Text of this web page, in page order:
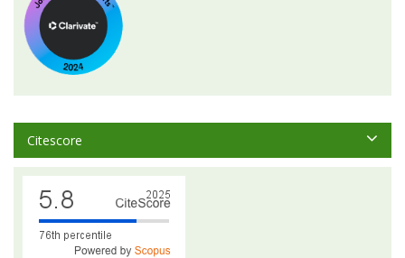
Citescore